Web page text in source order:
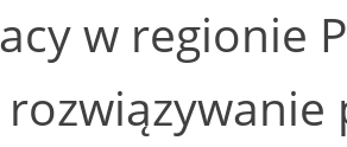
w regionie